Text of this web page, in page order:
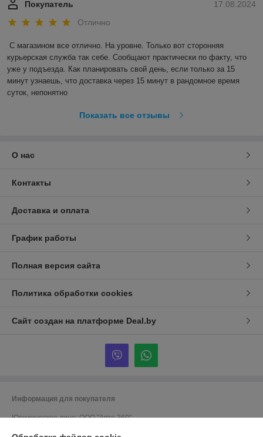
17.08.2024
Покупатель
Отлично
С магазином все отлично. На уровне. Только вот сторонняя
курьерская служба так себе. Сообщают практически по факту, что
уже у подъезда. Как планировать свой день, если только за 15
минут узнаешь, что доставка через 15 минут в рандомное время
суток, непонятно
Показать все отзывы
О нас
Контакты
Доставка и оплата
График работы
Полная версия сайта
Политика обработки cookies
Сайт создан на платформе Deal.by
Информация для покупателя
Юридическое лицо:ООО "Авто 360"